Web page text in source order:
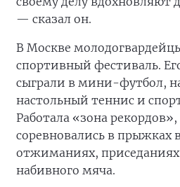
— сказал он.
В Москве
спортивный фестиваль.
сыграли в мини-футбол,
настольный теннис и
Работала «зона рекордов»,
соревновались в прыжках
отжиманиях,
набивного мяча.